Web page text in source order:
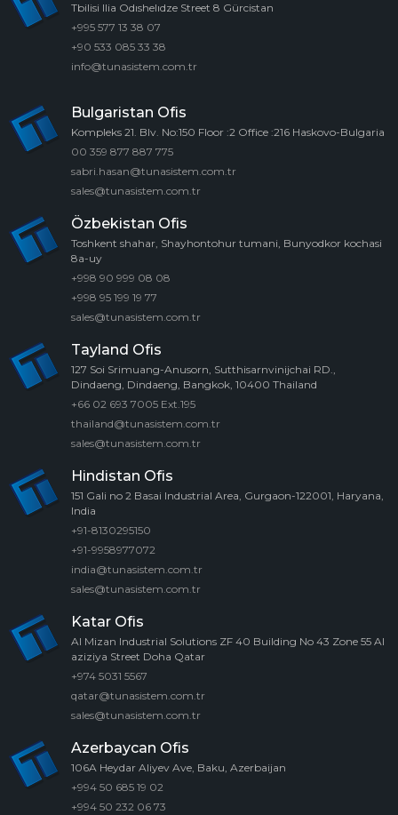
Tbilisi Ilia Odıshelıdze Street 8 Gürcistan
+995 577 13 38 07
+90 533 085 33 38
info@tunasistem.com.tr
Bulgaristan Ofis
Kompleks 21. Blv. No:150 Floor :2 Office :216 Haskovo-Bulgaria
00 359 877 887 775
sabri.hasan@tunasistem.com.tr
sales@tunasistem.com.tr
Özbekistan Ofis
Toshkent shahar, Shayhontohur tumani, Bunyodkor kochasi
8a-uy
+998 90 999 08 08
+998 95 199 19 77
sales@tunasistem.com.tr
Tayland Ofis
127 Soi Srimuang-Anusorn, Sutthisarnvinijchai RD.,
Dindaeng, Dindaeng, Bangkok, 10400 Thailand
+66 02 693 7005 Ext.195
thailand@tunasistem.com.tr
sales@tunasistem.com.tr
Hindistan Ofis
151 Gali no 2 Basai Industrial Area, Gurgaon-122001, Haryana,
India
+91-8130295150
+91-9958977072
india@tunasistem.com.tr
sales@tunasistem.com.tr
Katar Ofis
Al Mizan Industrial Solutions ZF 40 Building No 43 Zone 55 Al
aziziya Street Doha Qatar
+974 5031 5567
qatar@tunasistem.com.tr
sales@tunasistem.com.tr
Azerbaycan Ofis
106A Heydar Aliyev Ave, Baku, Azerbaijan
+994 50 685 19 02
+994 50 232 06 73